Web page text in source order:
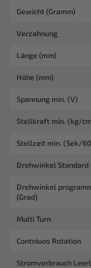
Gewicht (Gramm)
Verzahnung
Länge (mm)
Höhe (mm)
Spannung min. (V)
Stellkraft min. (kg/
Stellzeit min. (Sek/
Drehwinkel Standard
Drehwinkel
(Grad)
Multi Turn
Contniuos Rotation
Stromverbrauch